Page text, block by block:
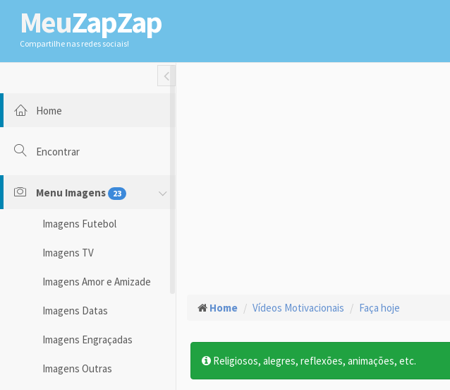
MeuZapZap
Compartilhe nas redes sociais!
Toggle Fullwidth
Home
Encontrar
Menu Imagens 23
Imagens Futebol
Imagens TV
Imagens Amor e Amizade
Imagens Datas
Imagens Engraçadas
Imagens Outras
Home Vídeos Motivacionais Faça hoje
Religiosos, alegres, reflexões, animações, etc.